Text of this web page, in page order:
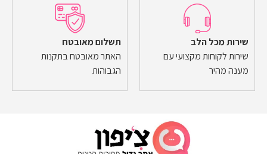
שירות מכל הלב
שירות לקוחות מקצועי עם
מענה מהיר
תשלום מאובטח
האתר מאובטח בתקנות
הגבוהות